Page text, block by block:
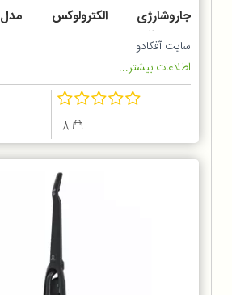
جاروشارژی الکترولوکس مدل
ZB6214IGM
سایت آفکادو
اطلاعات بیشتر...